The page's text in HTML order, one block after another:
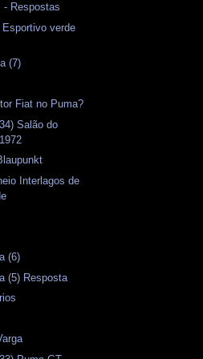
- Respostas
verde
(7)
Fiat no Puma?
Salão do
Interlagos de
(6)
(5) Resposta